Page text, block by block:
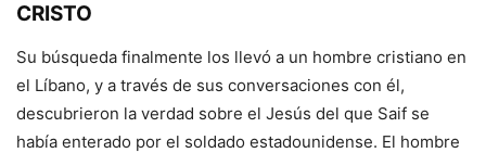
CRISTO
Su búsqueda finalmente los llevó a un hombre cristiano en
el Líbano, y a través de sus conversaciones con él,
descubrieron la verdad sobre el Jesús del que Saif se
había enterado por el soldado estadounidense. El hombre